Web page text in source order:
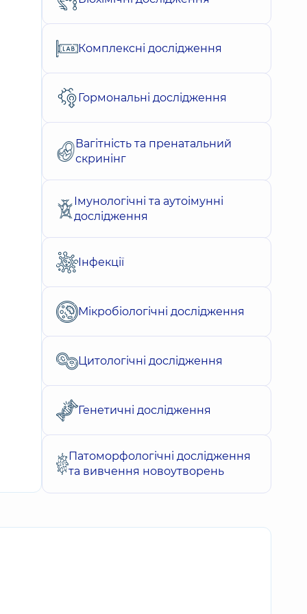
Комплексні дослідження
Гормональні дослідження
Вагітність та пренатальний
скринінг
Імунологічні та аутоімунні
дослідження
Інфекції
Мікробіологічні дослідження
Цитологічні дослідження
Генетичні дослідження
Патоморфологічні дослідження
та вивчення новоутворень